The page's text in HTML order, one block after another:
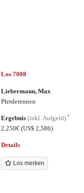
Los 7008
Liebermann, Max
Pferderennen
Ergebnis(inkl. Aufgeld)*
2.250€(US$ 2,586)
Details
Los merken